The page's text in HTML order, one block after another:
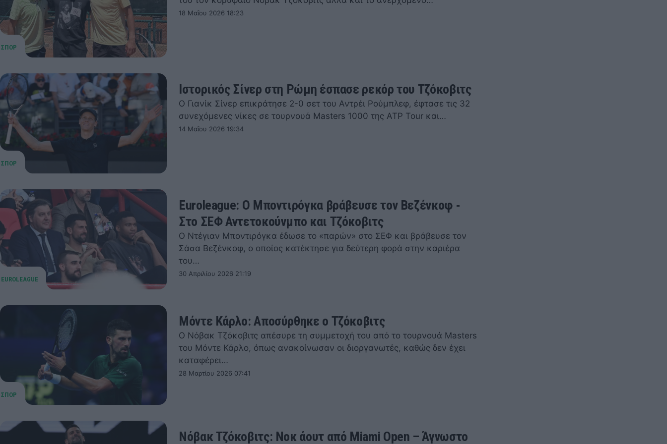
18 Μαΐου 2026 18:23
Ιστορικός Σίνερ στη Ρώμη έσπασε ρεκόρ του Τζόκοβιτς
Ο Γιανίκ Σίνερ επικράτησε 2-0 σετ του Αντρέι Ρούμπλεφ, έφτασε τις 32
συνεχόμενες νίκες σε τουρνουά Masters 1000 της ATP Tour και…
14 Μαΐου 2026 19:34
Euroleague: Ο Μποντιρόγκα βράβευσε τον Βεζένκοφ -
Στο ΣΕΦ Αντετοκούνμπο και Τζόκοβιτς
Ο Ντέγιαν Μποντιρόγκα έδωσε το «παρών» στο ΣΕΦ και βράβευσε τον
Σάσα Βεζένκοφ, ο οποίος κατέκτησε για δεύτερη φορά στην καριέρα
του…
30 Απριλίου 2026 21:19
Μόντε Κάρλο: Αποσύρθηκε ο Τζόκοβιτς
Ο Νόβακ Τζόκοβιτς απέσυρε τη συμμετοχή του από το τουρνουά Masters
του Μόντε Κάρλο, όπως ανακοίνωσαν οι διοργανωτές, καθώς δεν έχει
καταφέρει…
28 Μαρτίου 2026 07:41
Νόβακ Τζόκοβιτς: Νοκ άουτ από Miami Open – Άγνωστο